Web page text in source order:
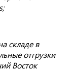
складе в
отгрузки
Восток